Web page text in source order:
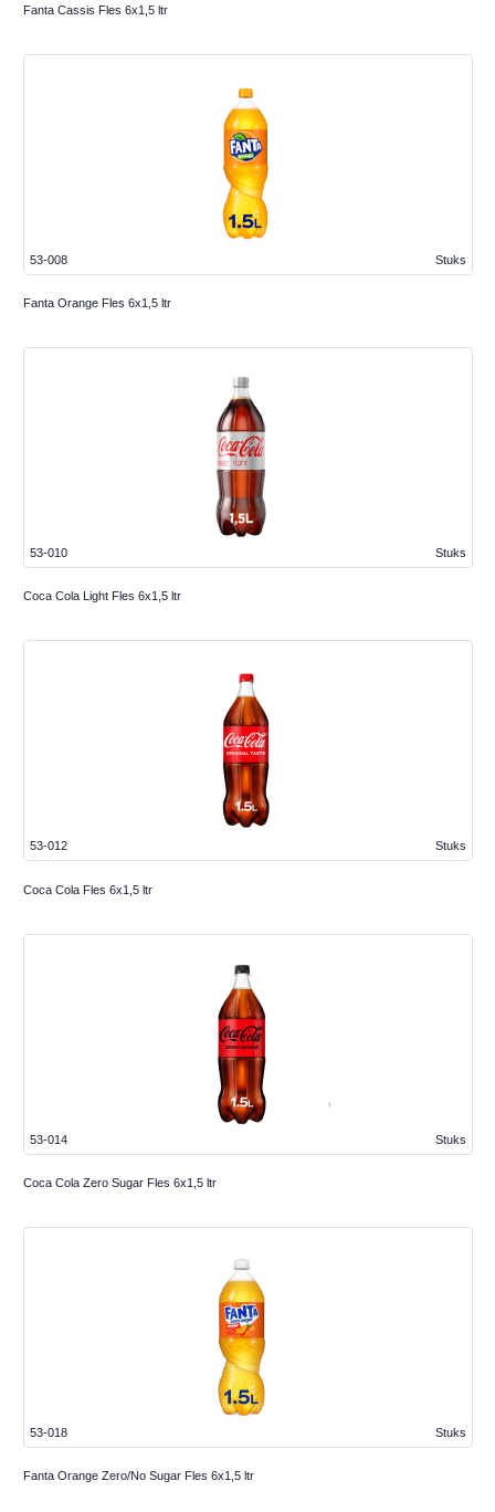
Fanta Cassis Fles 6x1,5 ltr
Stuks
53-008
Fanta Orange Fles 6x1,5 ltr
Stuks
53-010
Coca Cola Light Fles 6x1,5 ltr
Stuks
53-012
Coca Cola Fles 6x1,5 ltr
Stuks
53-014
Coca Cola Zero Sugar Fles 6x1,5 ltr
Stuks
53-018
Fanta Orange Zero/No Sugar Fles 6x1,5 ltr